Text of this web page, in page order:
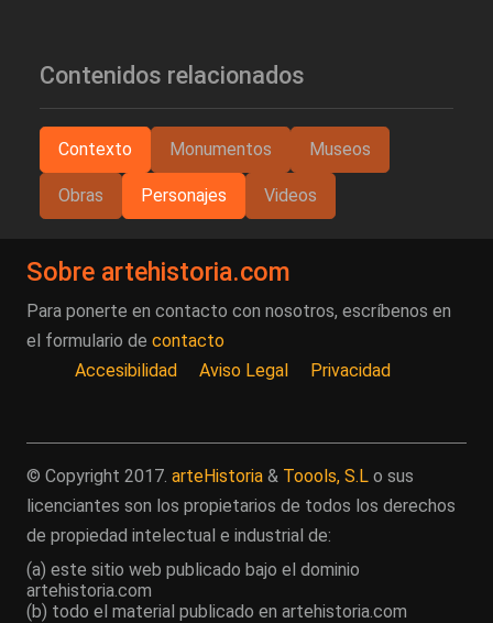
Contenidos relacionados
Contexto Monumentos Museos
Obras Personajes Videos
Sobre artehistoria.com
Para ponerte en contacto con nosotros, escríbenos en
el formulario de contacto
Accesibilidad
Aviso Legal Privacidad
© Copyright 2017. arteHistoria & Toools, S.L o sus
licenciantes son los propietarios de todos los derechos
de propiedad intelectual e industrial de:
(a) este sitio web publicado bajo el dominio
artehistoria.com
(b) todo el material publicado en artehistoria.com